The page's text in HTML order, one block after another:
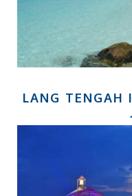
LANG TENGAH